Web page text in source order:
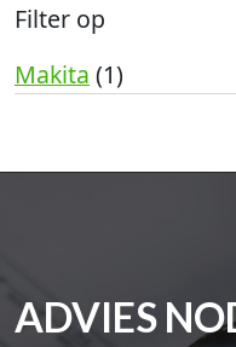
Filter op
Makita (1)
ADVIES